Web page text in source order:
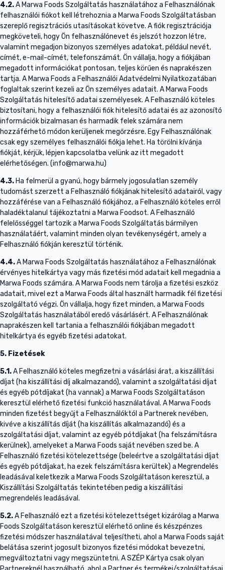
4.2.A Marwa Foods Szolgáltatás használatához a Felhasználónak
felhasználói fiókot kell létrehoznia a Marwa Foods Szolgáltatásban
szereplő regisztrációs utasításokat követve. A fiók regisztrációja
megköveteli, hogy Ön felhasználónevet és jelszót hozzon létre,
valamint megadjon bizonyos személyes adatokat, például nevét,
címét, e-mail-címét, telefonszámát. Ön vállalja, hogy a fiókjában
megadott információkat pontosan, teljes körűen és naprakészen
tartja. A Marwa Foods a Felhasználói Adatvédelmi Nyilatkozatában
foglaltak szerint kezeli az Ön személyes adatait. A Marwa Foods
Szolgáltatás hitelesítő adatai személyesek. A Felhasználó köteles
biztosítani, hogy a felhasználói fiók hitelesítő adatai és az azonosító
információk bizalmasan és harmadik felek számára nem
hozzáférhető módon kerüljenek megőrzésre. Egy Felhasználónak
csak egy személyes felhasználói fiókja lehet. Ha törölni kívánja
fiókját, kérjük, lépjen kapcsolatba velünk az itt megadott
elérhetőségen. (info@marwa.hu)
4.3. Ha felmerül a gyanú, hogy bármely jogosulatlan személy
tudomást szerzett a Felhasználó fiókjának hitelesítő adatairól, vagy
hozzáférése van a Felhasználó fiókjához, a Felhasználó köteles erről
haladéktalanul tájékoztatni a Marwa Foodsot. A Felhasználó
felelősséggel tartozik a Marwa Foods Szolgáltatás bármilyen
használatáért, valamint minden olyan tevékenységért, amely a
Felhasználó fiókján keresztül történik.
4.4.A Marwa Foods Szolgáltatás használatához a Felhasználónak
érvényes hitelkártya vagy más fizetési mód adatait kell megadnia a
Marwa Foods számára. A Marwa Foods nem tárolja a fizetési eszköz
adatait, mivel ezt a Marwa Foods által használt harmadik fél fizetési
szolgáltató végzi. Ön vállalja, hogy fizet minden, a Marwa Foods
Szolgáltatás használatából eredő vásárlásért. A Felhasználónak
naprakészen kell tartania a felhasználói fiókjában megadott
hitelkártya és egyéb fizetési adatokat.
5. Fizetések
5.1.A Felhasználó köteles megfizetni a vásárlási árat, a kiszállítási
díjat (ha kiszállítási díj alkalmazandó), valamint a szolgáltatási díjat
és egyéb pótdíjakat (ha vannak) a Marwa Foods Szolgáltatáson
keresztül elérhető fizetési funkció használatával. A Marwa Foods
minden fizetést begyűjt a Felhasználóktól a Partnerek nevében,
kivéve a kiszállítás díját (ha kiszállítás alkalmazandó) és a
szolgáltatási díjat, valamint az egyéb pótdíjakat (ha felszámításra
kerülnek), amelyeket a Marwa Foods saját nevében szed be. A
Felhasználó fizetési kötelezettsége (beleértve a szolgáltatási díjat
és egyéb pótdíjakat, ha ezek felszámításra kerültek) a Megrendelés
leadásával keletkezik a Marwa Foods Szolgáltatáson keresztül, a
Kiszállítási Szolgáltatás tekintetében pedig a kiszállítási
megrendelés leadásával.
5.2.A Felhasználó ezt a fizetési kötelezettséget kizárólag a Marwa
Foods Szolgáltatáson keresztül elérhető online és készpénzes
fizetési módszer használatával teljesítheti, ahol a Marwa Foods saját
belátása szerint jogosult bizonyos fizetési módokat bevezetni,
megváltoztatni vagy megszüntetni. A SZÉP Kártya csak olyan